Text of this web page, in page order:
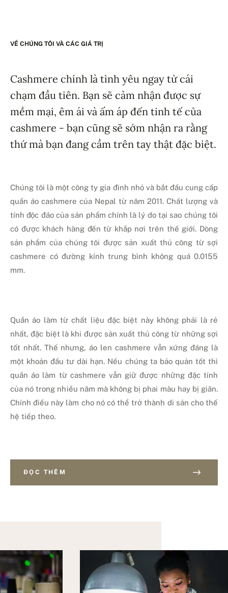
VỀ CHÚNG TÔI VÀ CÁC GIÁ TRỊ
Cashmere chính là tình yêu ngay từ cái
chạm đầu tiên. Bạn sẽ cảm nhận được sự
mềm mại, êm ái và ấm áp đến tinh tế của
cashmere - bạn cũng sẽ sớm nhận ra rằng
thứ mà bạn đang cầm trên tay thật đặc biệt.
Chúng tôi là một công ty gia đình nhỏ và bắt đầu cung cấp
quần áo cashmere của Nepal từ năm 2011. Chất lượng và
tính độc đáo của sản phẩm chính là lý do tại sao chúng tôi
có được khách hàng đến từ khắp nơi trên thế giới. Dòng
sản phẩm của chúng tôi được sản xuất thủ công từ sợi
cashmere có đường kính trung bình không quá 0.0155
mm.
Quần áo làm từ chất liệu đặc biệt này không phải là rẻ
nhất, đặc biệt là khi được sản xuất thủ công từ những sợi
tốt nhất. Thế nhưng, áo len cashmere vẫn xứng đáng là
một khoản đầu tư dài hạn. Nếu chúng ta bảo quản tốt thì
quần áo làm từ cashmere vẫn giữ được những đặc tính
của nó trong nhiều năm mà không bị phai màu hay bị giãn.
Chính điều này làm cho nó có thể trở thành di sản cho thế
hệ tiếp theo.
ĐỌC THÊM